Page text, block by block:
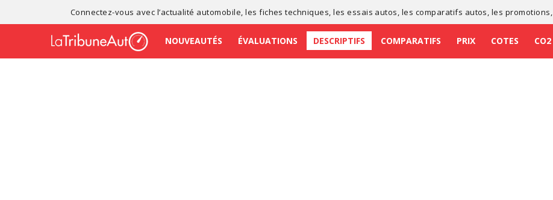
Connectez-vous avec l’actualité automobile , lesfiches techniques , lesessais autos , les comparatifs autos , les promotions
NOUVEAUTÉS ÉVALUATIONS DESCRIPTIFS COMPARATIFS PRIX COTES CO2